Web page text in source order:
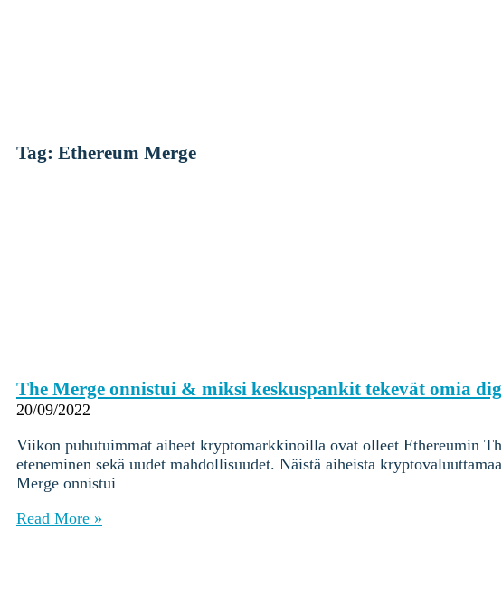
Kryptouutiset
Ohjekeskus
Kryptot
Palvelut
Yksityishenkilöille
Yritykselle
Tag: Ethereum Merge
The Merge onnistui & miksi keskuspankit tekevät omia
20/09/2022
Viikon puhutuimmat aiheet kryptomarkkinoilla ovat olleet Ethereumin
eteneminen sekä uudet mahdollisuudet. Näistä aiheista
Merge onnistui
Read More »